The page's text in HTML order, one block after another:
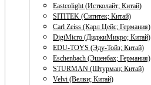
Eastcolight (Истколайт; Китай)
SITITEK (Сититек; Китай)
Carl Zeiss (Карл Цейс; Германия)
DigiMicro (ДиджиМикро; Китай)
EDU-TOYS (Эду-Тойз; Китай)
Eschenbach (Эшенбах; Германия)
STURMAN (Штурман; Китай)
Velvi (Велви; Китай)